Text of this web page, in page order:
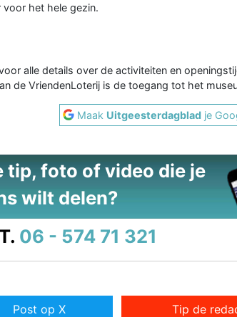
voor het hele gezin.
alle details over de activiteiten en
de VriendenLoterij is de toegang tot het
Maak Uitgeesterdagblad je
tip, foto of video die je
wilt delen?
T. 06 - 574 71 321
Post op X Tip de